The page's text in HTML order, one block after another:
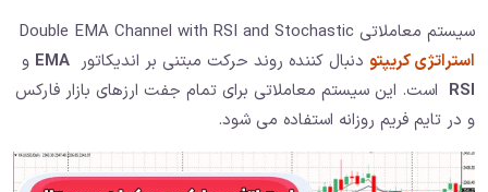
سیستم معاملاتی Double EMA Channel with RSI and Stochastic
استراتژی کریپتو دنبال کننده روند حرکت مبتنی بر اندیکاتور EMA و
RSI است. این سیستم معاملاتی برای تمام جفت ارزهای بازار فارکس
و در تایم فریم روزانه استفاده می شود.